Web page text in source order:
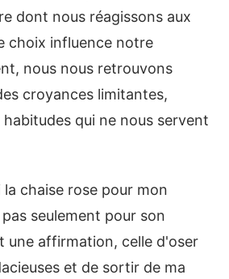
dont nous réagissons aux
choix influence notre
nous nous retrouvons
croyances limitantes,
qui ne nous servent
chaise rose pour mon
seulement pour son
une affirmation, celle d'oser
et de sortir de ma